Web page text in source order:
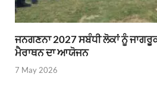
ਜਨਗਣਨਾ 2027 ਸਬੰਧੀ ਲੋਕਾਂ ਨੂੰ
ਮੈਰਾਥਨ ਦਾ ਆਯੋਜਨ
7 May 2026